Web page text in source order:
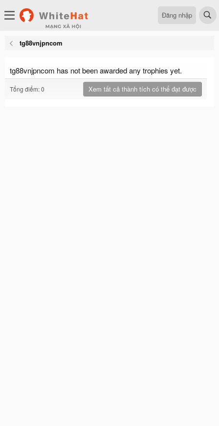
Đăng nhập
tg88vnjpncom
tg88vnjpncom has not been awarded any trophies yet.
Tổng điểm: 0 Xem tất cả thành tích có thể đạt được